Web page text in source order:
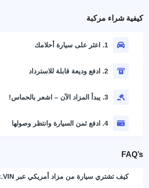
كيفية شراء مركبة
1. اعثر على سيارة أحلامك
2. ادفع وديعة قابلة للاسترداد
3. يبدأ المزاد الآن – اشعر بالحماس!
4. ادفع ثمن السيارة وانتظر وصولها
FAQ’s
كيف تشتري سيارة من مزاد أمريكي عبر Stat.VIN؟